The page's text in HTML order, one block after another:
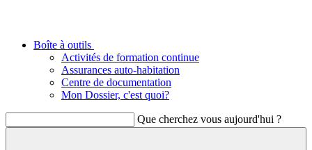
Boîte à outils
Activités de formation continue
Assurances auto-habitation
Centre de documentation
Mon Dossier, c'est quoi?
Que cherchez vous aujourd'hui ?